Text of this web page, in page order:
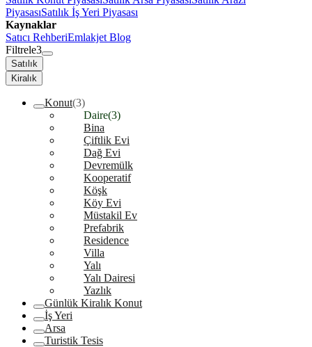
PiyasasıSatılık İş Yeri Piyasası
Kaynaklar
Satıcı RehberiEmlakjet Blog
Filtrele3
Satılık
Kiralık
Konut(3)
Daire(3)
Bina
Çiftlik Evi
Dağ Evi
Devremülk
Kooperatif
Köşk
Köy Evi
Müstakil Ev
Prefabrik
Residence
Villa
Yalı
Yalı Dairesi
Yazlık
Günlük Kiralık Konut
İş Yeri
Arsa
Turistik Tesis